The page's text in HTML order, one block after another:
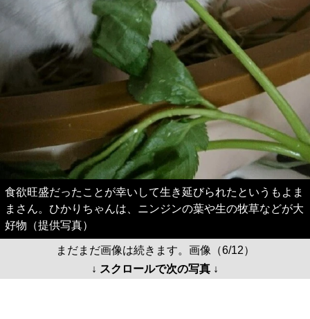
食欲旺盛だったことが幸いして生き延びられたというもよま
まさん。ひかりちゃんは、ニンジンの葉や生の牧草などが大
好物（提供写真）
まだまだ画像は続きます。画像（6/12）
↓ スクロールで次の写真 ↓